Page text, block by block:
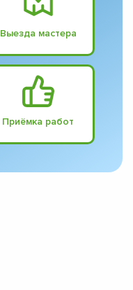
Выезда мастера
Приёмка работ